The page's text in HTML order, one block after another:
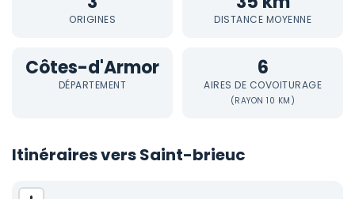
ORIGINES DISTANCE MOYENNE
Côtes-d'Armor
DÉPARTEMENT
6
AIRES DE COVOITURAGE
(RAYON 10 KM)
Itinéraires vers Saint-brieuc